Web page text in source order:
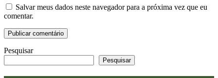
Salvar meus dados neste navegador para a próxima vez que eu
comentar.
Pesquisar
Pesquisar